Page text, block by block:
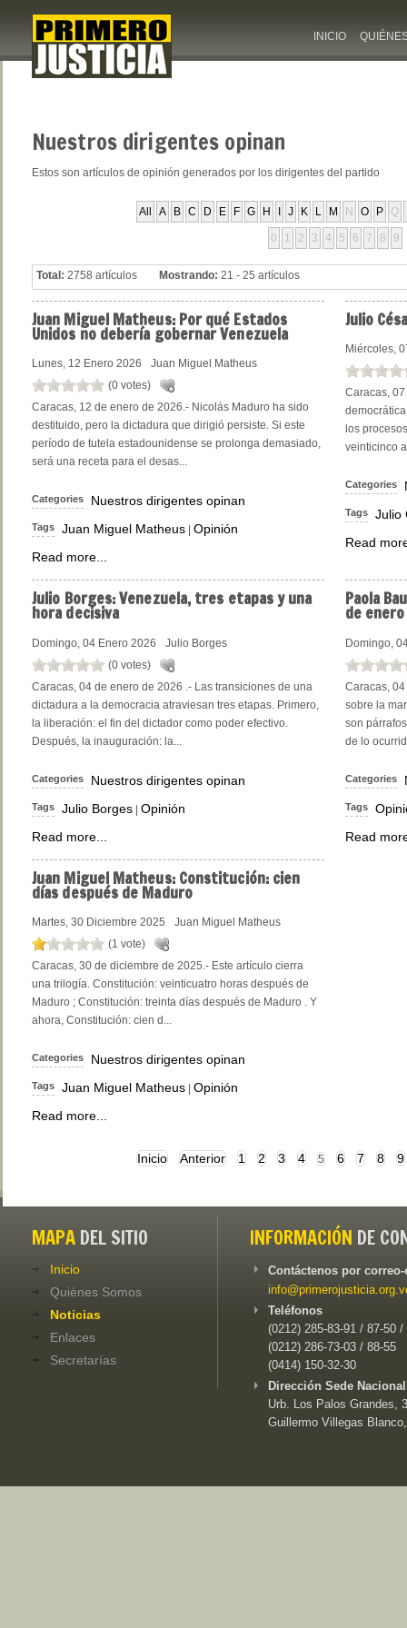
INICIO
Nuestrosdirigentes opinan
Estos son artículos de opinión generados por los dirigentes del partido
All A B C D E F G H J K L M N O P Q
0 1 2 3 4 5 6 7 8 9
Total: 2758 artículos Mostrando: 21 - 25 artículos
Juan Miguel Matheus: Por qué Estados
Unidos no debería gobernar Venezuela
Lunes, 12 Enero 2026
Juan Miguel Matheus
(0 votes)
Caracas, 12 de enero de 2026.- Nicolás Maduro ha sido
destituido, pero la dictadura que dirigió persiste. Si este
período de tutela estadounidense se prolonga demasiado,
será una receta para el desas...
Categories Nuestros dirigentes opinan
Tags Juan Miguel Matheus Opinión
Read more...
Julio
Miércoles,
Caracas,
los
veinticinco
Categories
Tags
Julio
Read
Julio Borges: Venezuela, tres etapas y una
hora decisiva
Domingo, 04 Enero 2026
Julio Borges
(0 votes)
Caracas, 04 de enero de 2026 .- Las transiciones de una
dictadura a la democracia atraviesan tres etapas. Primero,
la liberación: el fin del dictador como poder efectivo.
Después, la inauguración: la...
Categories Nuestros dirigentes opinan
Tags Julio Borges | Opinión
Read more...
Paola
de
Domingo,
Caracas,
sobre la
son
de lo
Categories
Tags
Read
Juan Miguel Matheus: Constitución: cien
días después de Maduro
Martes, 30 Diciembre 2025
Juan Miguel Matheus
(1 vote)
Caracas, 30 de diciembre de 2025.- Este artículo cierra
una trilogía. Constitución: veinticuatro horas después de
Maduro ; Constitución: treinta días después de Maduro . Y
ahora, Constitución: cien d...
Categories Nuestros dirigentes opinan
Tags Juan Miguel Matheus Opinión
Read more...
Inicio Anterior 1 2 3 4 5 6 7 8 9
MAPA DEL SITIO
Inicio
Quiénes Somos
Noticias
Enlaces
Secretarías
INFORMACIÓN DE
Contáctenos por
Teléfonos
(0212) 285-83-91 / 87-50 /
(0212) 286-73-03 / 88-55
(0414) 150-32-30
Dirección Sede
Urb. Los Palos Grandes,
Guillermo Villegas